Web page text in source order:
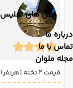
هتل های تفلیس
درباره ما
تماس با ما
مجله ملوان
قیمت 2 تخته (هرنفر)